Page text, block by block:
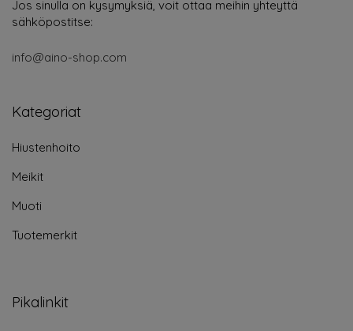
Jos sinulla on kysymyksiä, voit ottaa meihin yhteyttä
sähköpostitse:
info@aino-shop.com
Kategoriat
Hiustenhoito
Meikit
Muoti
Tuotemerkit
Pikalinkit